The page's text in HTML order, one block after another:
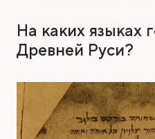
На каких языках
Древней Руси?